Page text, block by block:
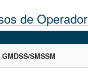
de
SMSSM